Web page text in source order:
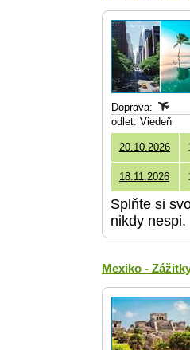
Doprava:
odlet: Viedeň
20.10.2026
18.11.2026
Splňte si
nikdy nespi.
Mexiko -